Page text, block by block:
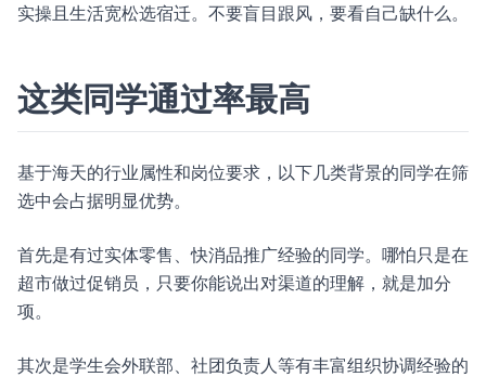
实操且生活宽松选宿迁。不要盲目跟风，要看自己缺什么。
这类同学通过率最高
基于海天的行业属性和岗位要求，以下几类背景的同学在筛
选中会占据明显优势。
首先是有过实体零售、快消品推广经验的同学。哪怕只是在
超市做过促销员，只要你能说出对渠道的理解，就是加分
项。
其次是学生会外联部、社团负责人等有丰富组织协调经验的